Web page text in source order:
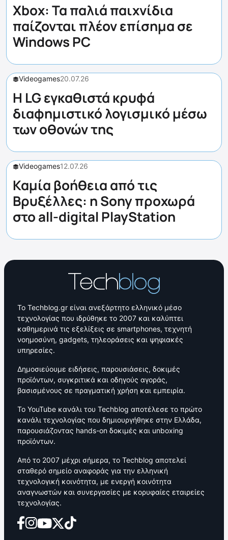
Xbox: Τα παλιά παιχνίδια
παίζονται πλέον επίσημα σε
Windows PC
Videogames20.07.26
Η LG εγκαθιστά κρυφά
διαφημιστικό λογισμικό μέσω
των οθονών της
Videogames12.07.26
Καμία βοήθεια από τις
Βρυξέλλες: η Sony προχωρά
στο all-digital PlayStation
Το Techblog.gr είναι ανεξάρτητο ελληνικό μέσο
τεχνολογίας που ιδρύθηκε το 2007 και καλύπτει
καθημερινά τις εξελίξεις σε smartphones, τεχνητή
νοημοσύνη, gadgets, τηλεοράσεις και ψηφιακές
υπηρεσίες.
Δημοσιεύουμε ειδήσεις, παρουσιάσεις, δοκιμές
προϊόντων, συγκριτικά και οδηγούς αγοράς,
βασισμένους σε πραγματική χρήση και εμπειρία.
Το YouTube κανάλι του Techblog αποτέλεσε το πρώτο
κανάλι τεχνολογίας που δημιουργήθηκε στην Ελλάδα,
παρουσιάζοντας hands-on δοκιμές και unboxing
προϊόντων.
Από το 2007 μέχρι σήμερα, το Techblog αποτελεί
σταθερό σημείο αναφοράς για την ελληνική
τεχνολογική κοινότητα, με ενεργή κοινότητα
αναγνωστών και συνεργασίες με κορυφαίες εταιρείες
τεχνολογίας.